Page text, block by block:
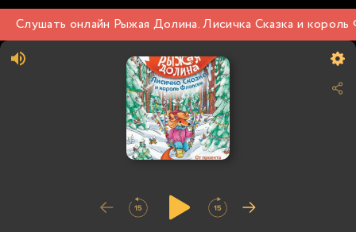
Слушать онлайн Рыжая Долина. Лисичка Сказка и